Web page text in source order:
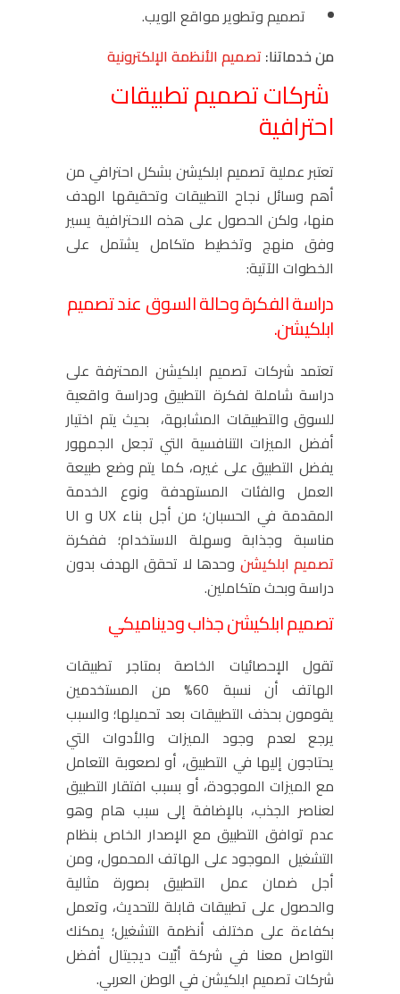
تصميم وتطوير مواقع الويب.
من خدماتنا:تصميم الأنظمة الإلكترونية
شركات تصميم تطبيقات
احترافية
تعتبر عملية تصميم ابلكيشن بشكل احترافي من
أهم وسائل نجاح التطبيقات وتحقيقها الهدف
منها، ولكن الحصول على هذه الاحترافية يسير
وفق منهج وتخطيط متكامل يشتمل على
الخطوات الآتية:
دراسة الفكرة وحالة السوق عند تصميم
ابلكيشن.
تعتمد شركات تصميم ابلكيشن المحترفة على
دراسة شاملة لفكرة التطبيق ودراسة واقعية
للسوق والتطبيقات المشابهة، بحيث يتم اختيار
أفضل الميزات التنافسية التي تجعل الجمهور
يفضل التطبيق على غيره، كما يتم وضع طبيعة
العمل والفئات المستهدفة ونوع الخدمة
المقدمة في الحسبان؛ من أجل بناء UX و UI
مناسبة وجذابة وسهلة الاستخدام؛ ففكرة
تصميم ابلكيشن وحدها لا تحقق الهدف بدون
دراسة وبحث متكاملين.
تصميم ابلكيشن جذاب وديناميكي
تقول الإحصائيات الخاصة بمتاجر تطبيقات
الهاتف أن نسبة 60% من المستخدمين
يقومون بحذف التطبيقات بعد تحميلها؛ والسبب
يرجع لعدم وجود الميزات والأدوات التي
يحتاجون إليها في التطبيق، أو لصعوبة التعامل
مع الميزات الموجودة، أو بسبب افتقار التطبيق
لعناصر الجذب، بالإضافة إلى سبب هام وهو
عدم توافق التطبيق مع الإصدار الخاص بنظام
التشغيل الموجود على الهاتف المحمول، ومن
أجل ضمان عمل التطبيق بصورة مثالية
والحصول على تطبيقات قابلة للتحديث، وتعمل
بكفاءة على مختلف أنظمة التشغيل؛ يمكنك
التواصل معنا في شركة أبّيت ديجيتال أفضل
شركات تصميم ابلكيشن في الوطن العربي.